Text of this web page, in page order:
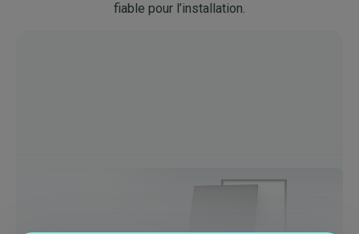
fiable pour l’installation.